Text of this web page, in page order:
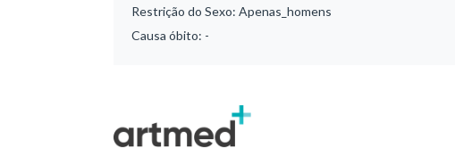
Restrição do Sexo: Apenas_homens
Causa óbito: -